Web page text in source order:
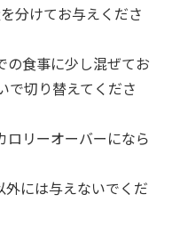
分けてお与えくださ
の食事に少し混ぜてお
で切り替えてくださ
ロリーオーバーになら
外には与えないでくだ